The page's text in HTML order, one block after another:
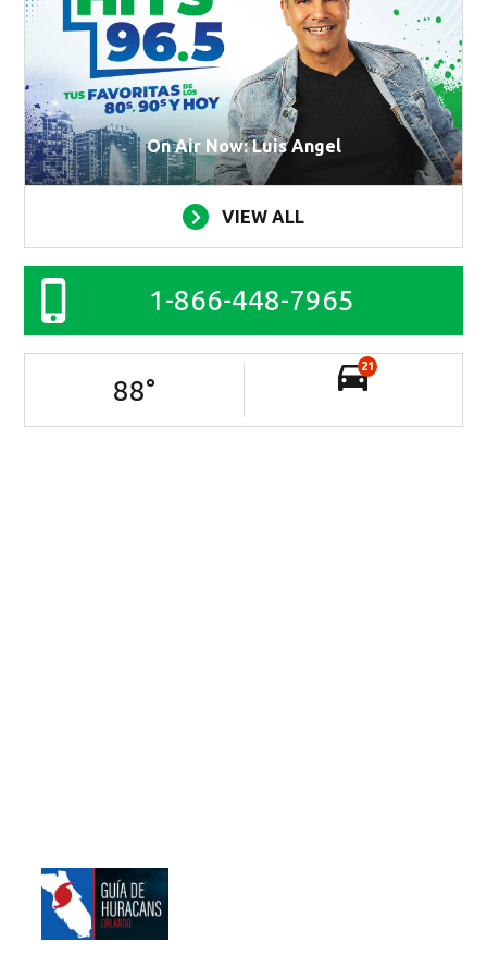
On Air Now: Luis Angel
VIEW ALL
1-866-448-7965
88°
21